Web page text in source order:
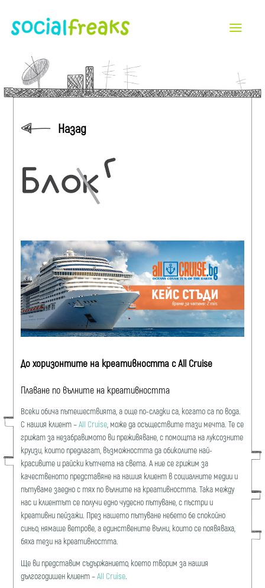
Назад
До хоризонтите на креативността с All Cruise
Плаване по вълните на креативността
Всеки обича пътешествията, а още по-сладки са, когато са по вода.
С нашия клиент –All Cruise , може да осъществите тази мечта. Те се
грижат за незабравимото ви преживяване, с помощта на луксозните
круизи, които предлагат, възможността да обиколите най-
красивите и райски кътчета на света. А ние се грижим за
качественото представяне на нашия клиент в социалните медии и
пътуваме заедно с тях по вълните на креативността. Така между
нас и клиентът се получи едно чудесно пътуване, с пъстри и
креативни пейзажи. През нашето пътуване небето бе спокойно
синьо, нямаше ветрове, а единствените вълни, които се появяваха,
бяха тези на креативността.
Ще ви представим съдържанието, което творим за нашия
дългогодишен клиент –All Cruise.